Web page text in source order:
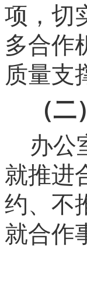
项，切
多合作
质量支
（
办公
就推进
约、不
就合作